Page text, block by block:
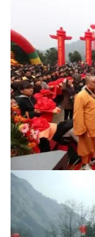
佛
教
艺
术
政
策
法
免